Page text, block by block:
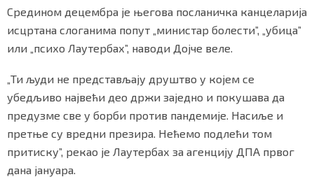
Средином децембра је његова посланичка канцеларија
исцртана слоганима попут „министар болести”, „убица”
или „психо Лаутербах”, наводи Дојче веле.
„Ти људи не представљају друштво у којем се
убедљиво највећи део држи заједно и покушава да
предузме све у борби против пандемије. Насиље и
претње су вредни презира. Нећемо подлећи том
притиску”, рекао је Лаутербах за агенцију ДПА првог
дана јануара.
БИЗНИС
redakcija@gradskeinfo.rs
ПРАТИТЕ НАС